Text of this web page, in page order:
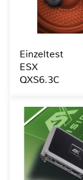
Einzeltest
ESX
QXS6.3C